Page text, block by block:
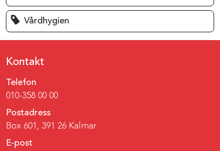
Vårdhygien
Kontakt
Telefon
010-358 00 00
Postadress
Box 601, 391 26 Kalmar
E-post